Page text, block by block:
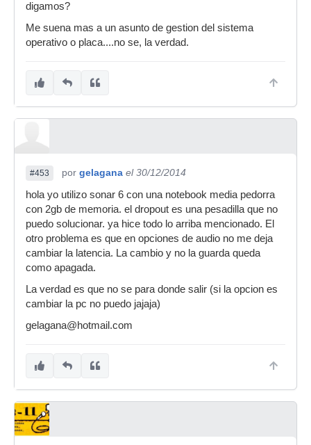
digamos?
Me suena mas a un asunto de gestion del sistema
operativo o placa....no se, la verdad.
#453 por gelagana el 30/12/2014
hola yo utilizo sonar 6 con una notebook media pedorra
con 2gb de memoria. el dropout es una pesadilla que no
puedo solucionar. ya hice todo lo arriba mencionado. El
otro problema es que en opciones de audio no me deja
cambiar la latencia. La cambio y no la guarda queda
como apagada.
La verdad es que no se para donde salir (si la opcion es
cambiar la pc no puedo jajaja)
gelagana@hotmail.com